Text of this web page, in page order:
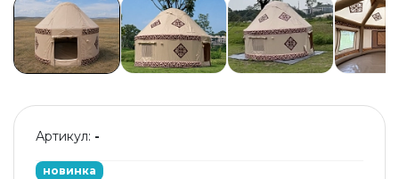
Артикул: -
новинка